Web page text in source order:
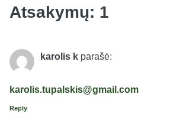
Atsakymų: 1
karolis k parašė:
karolis.tupalskis@gmail.com
Reply